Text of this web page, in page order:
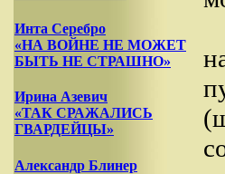
Инта Серебро
«НА ВОЙНЕ НЕ МОЖЕТ
БЫТЬ НЕ СТРАШНО»
Ирина Азевич
«ТАК СРАЖАЛИСЬ
ГВАРДЕЙЦЫ»
Александр Блинер